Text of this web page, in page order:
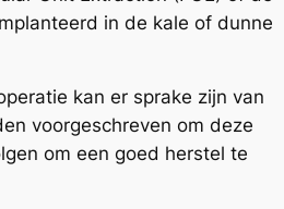
in de kale of dunne
kan er sprake zijn van
voorgeschreven om deze
om een goed herstel te